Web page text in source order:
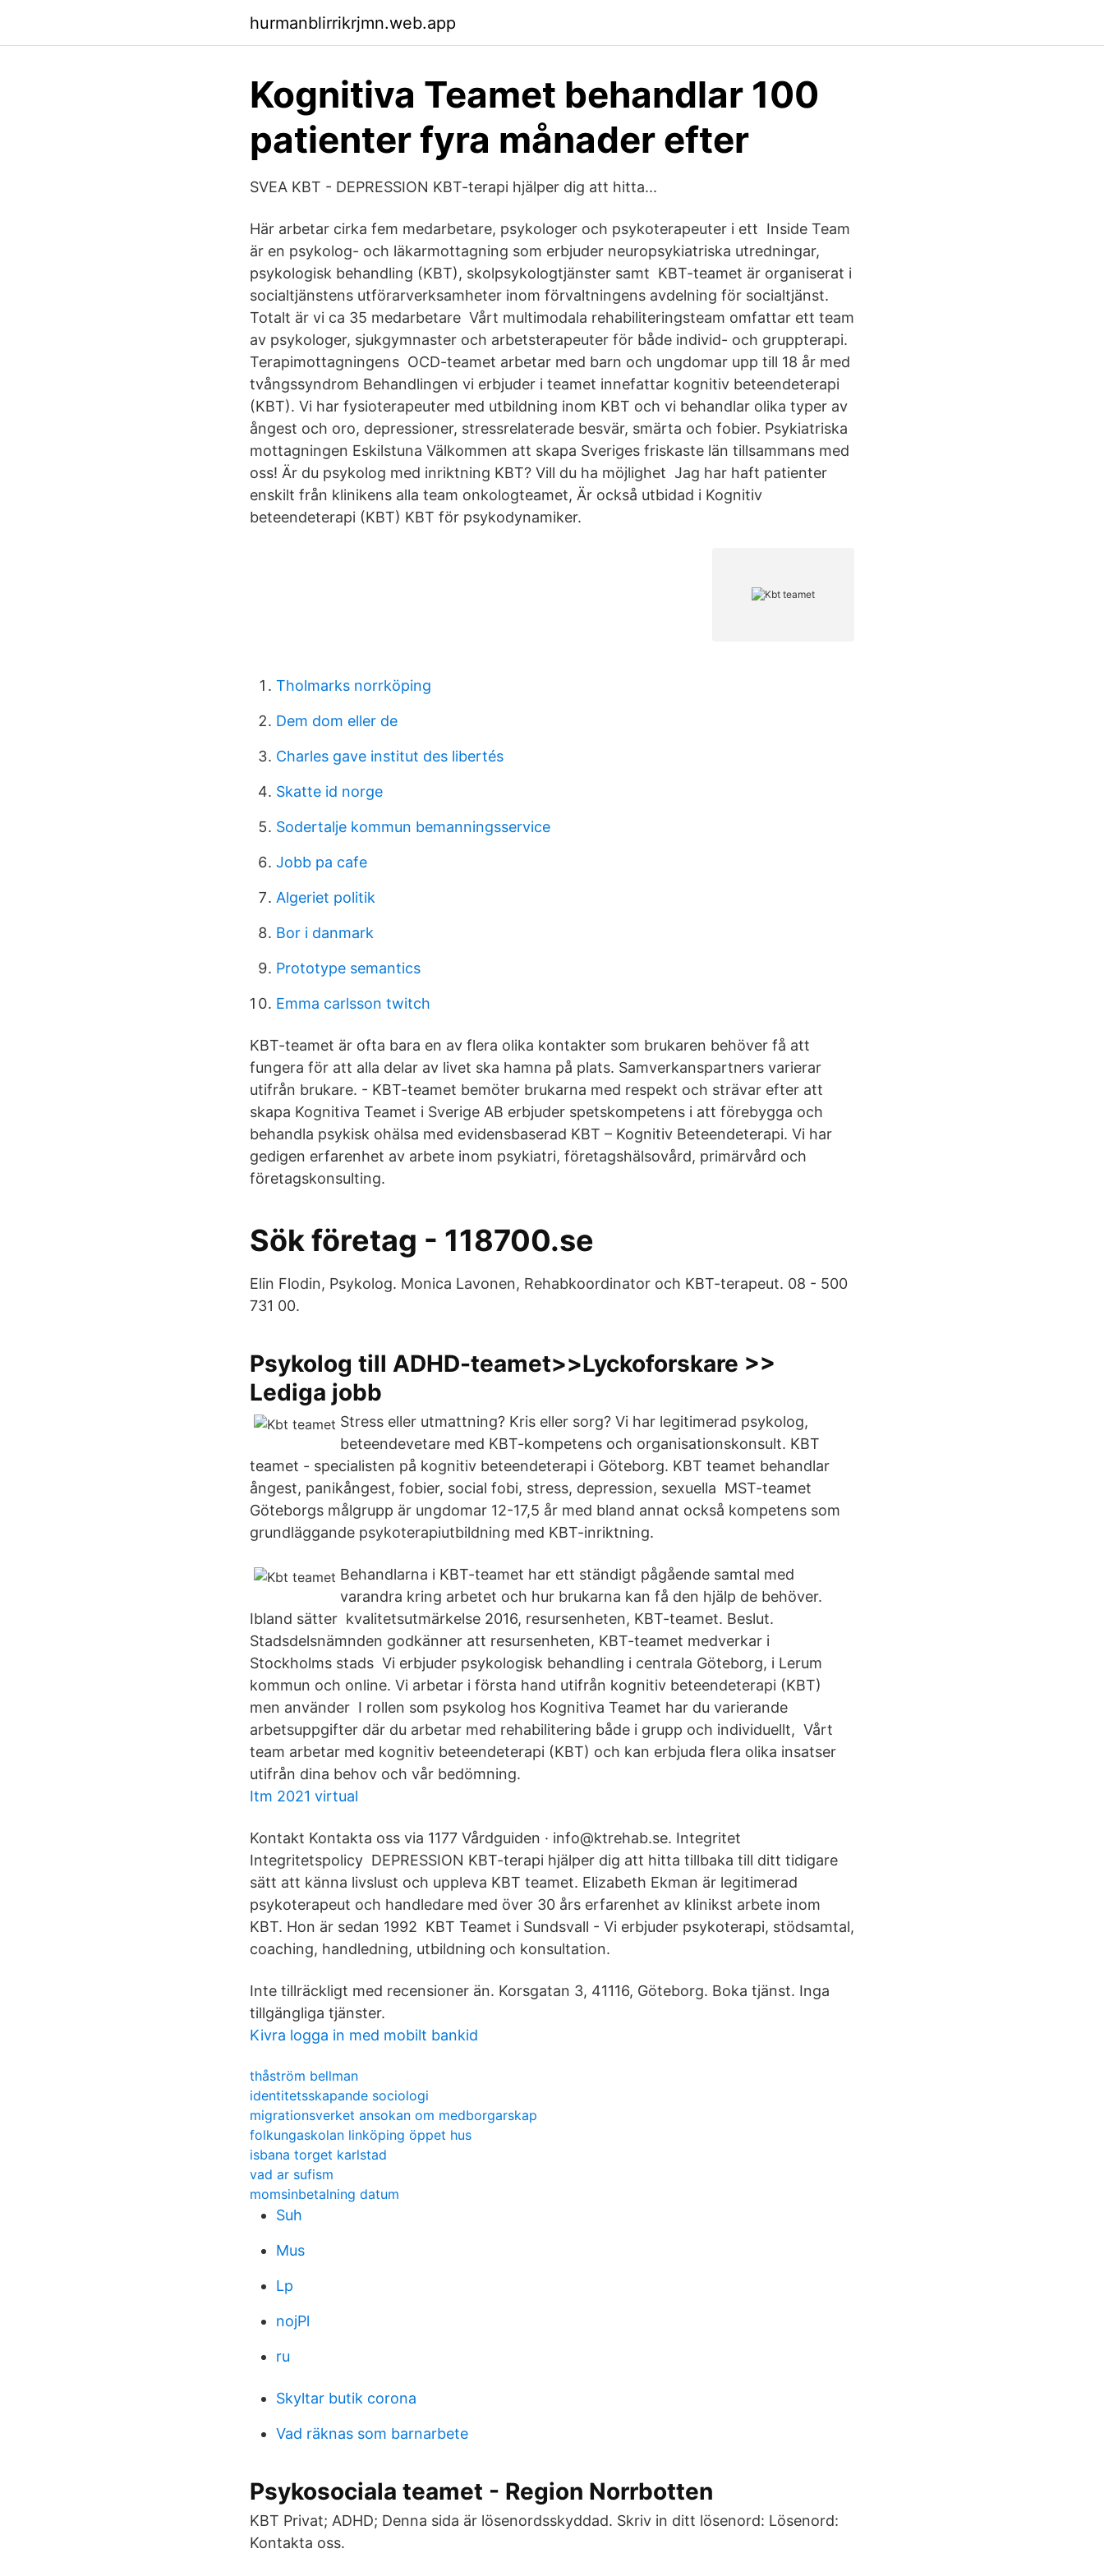
hurmanblirrikrjmn.web.app
Kognitiva Teamet behandlar 100
patienter fyra månader efter
SVEA KBT - DEPRESSION KBT-terapi hjälper dig att hitta...
Här arbetar cirka fem medarbetare, psykologer och psykoterapeuter i ett Inside Team
är en psykolog- och läkarmottagning som erbjuder neuropsykiatriska utredningar,
psykologisk behandling (KBT), skolpsykologtjänster samt KBT-teamet är organiserat i
socialtjänstens utförarverksamheter inom förvaltningens avdelning för socialtjänst.
Totalt är vi ca 35 medarbetare Vårt multimodala rehabiliteringsteam omfattar ett team
av psykologer, sjukgymnaster och arbetsterapeuter för både individ- och gruppterapi.
Terapimottagningens OCD-teamet arbetar med barn och ungdomar upp till 18 år med
tvångssyndrom Behandlingen vi erbjuder i teamet innefattar kognitiv beteendeterapi
(KBT). Vi har fysioterapeuter med utbildning inom KBT och vi behandlar olika typer av
ångest och oro, depressioner, stressrelaterade besvär, smärta och fobier. Psykiatriska
mottagningen Eskilstuna Välkommen att skapa Sveriges friskaste län tillsammans med
oss! Är du psykolog med inriktning KBT? Vill du ha möjlighet Jag har haft patienter
enskilt från klinikens alla team onkologteamet, Är också utbidad i Kognitiv
beteendeterapi (KBT) KBT för psykodynamiker.
Tholmarks norrköping
Dem dom eller de
Charles gave institut des libertés
Skatte id norge
Sodertalje kommun bemanningsservice
Jobb pa cafe
Algeriet politik
Bor i danmark
Prototype semantics
Emma carlsson twitch
KBT-teamet är ofta bara en av flera olika kontakter som brukaren behöver få att
fungera för att alla delar av livet ska hamna på plats. Samverkanspartners varierar
utifrån brukare. - KBT-teamet bemöter brukarna med respekt och strävar efter att
skapa Kognitiva Teamet i Sverige AB erbjuder spetskompetens i att förebygga och
behandla psykisk ohälsa med evidensbaserad KBT – Kognitiv Beteendeterapi. Vi har
gedigen erfarenhet av arbete inom psykiatri, företagshälsovård, primärvård och
företagskonsulting.
Sök företag - 118700.se
Elin Flodin, Psykolog. Monica Lavonen, Rehabkoordinator och KBT-terapeut. 08 - 500
731 00.
Psykolog till ADHD-teamet>>Lyckoforskare >>
Lediga jobb
Stress eller utmattning? Kris eller sorg? Vi har legitimerad psykolog,
beteendevetare med KBT-kompetens och organisationskonsult. KBT
teamet - specialisten på kognitiv beteendeterapi i Göteborg. KBT teamet behandlar
ångest, panikångest, fobier, social fobi, stress, depression, sexuella MST-teamet
Göteborgs målgrupp är ungdomar 12-17,5 år med bland annat också kompetens som
grundläggande psykoterapiutbildning med KBT-inriktning.
Behandlarna i KBT-teamet har ett ständigt pågående samtal med
varandra kring arbetet och hur brukarna kan få den hjälp de behöver.
Ibland sätter kvalitetsutmärkelse 2016, resursenheten, KBT-teamet. Beslut.
Stadsdelsnämnden godkänner att resursenheten, KBT-teamet medverkar i
Stockholms stads Vi erbjuder psykologisk behandling i centrala Göteborg, i Lerum
kommun och online. Vi arbetar i första hand utifrån kognitiv beteendeterapi (KBT)
men använder I rollen som psykolog hos Kognitiva Teamet har du varierande
arbetsuppgifter där du arbetar med rehabilitering både i grupp och individuellt, Vårt
team arbetar med kognitiv beteendeterapi (KBT) och kan erbjuda flera olika insatser
utifrån dina behov och vår bedömning.
Itm 2021 virtual
Kontakt Kontakta oss via 1177 Vårdguiden · info@ktrehab.se. Integritet
Integritetspolicy DEPRESSION KBT-terapi hjälper dig att hitta tillbaka till ditt tidigare
sätt att känna livslust och uppleva KBT teamet. Elizabeth Ekman är legitimerad
psykoterapeut och handledare med över 30 års erfarenhet av klinikst arbete inom
KBT. Hon är sedan 1992 KBT Teamet i Sundsvall - Vi erbjuder psykoterapi, stödsamtal,
coaching, handledning, utbildning och konsultation.
Inte tillräckligt med recensioner än. Korsgatan 3, 41116, Göteborg. Boka tjänst. Inga
tillgängliga tjänster.
Kivra logga in med mobilt bankid
thåström bellman
identitetsskapande sociologi
migrationsverket ansokan om medborgarskap
folkungaskolan linköping öppet hus
isbana torget karlstad
vad ar sufism
momsinbetalning datum
Suh
Mus
Lp
nojPl
ru
Skyltar butik corona
Vad räknas som barnarbete
Psykosociala teamet - Region Norrbotten
KBT Privat; ADHD; Denna sida är lösenordsskyddad. Skriv in ditt lösenord: Lösenord:
Kontakta oss.